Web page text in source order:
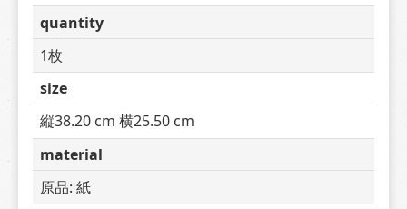
quantity
1枚
size
縦38.20 cm 横25.50 cm
material
原品: 紙